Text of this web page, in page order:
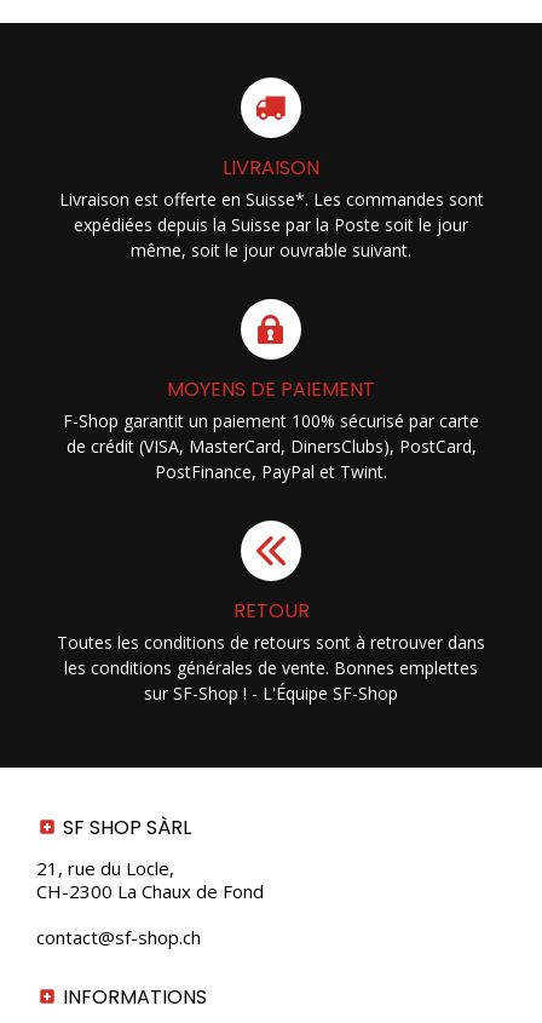
LIVRAISON
Livraison est offerte en Suisse*. Les commandes sont
expédiées depuis la Suisse par la Poste soit le jour
même, soit le jour ouvrable suivant.
MOYENS DE PAIEMENT
F-Shop garantit un paiement 100% sécurisé par carte
de crédit (VISA, MasterCard, DinersClubs), PostCard,
PostFinance, PayPal et Twint.
RETOUR
Toutes les conditions de retours sont à retrouver dans
les conditions générales de vente. Bonnes emplettes
sur SF-Shop ! - L'Équipe SF-Shop
SF SHOP SÀRL
21, rue du Locle,
CH-2300 La Chaux de Fond
contact@sf-shop.ch
INFORMATIONS